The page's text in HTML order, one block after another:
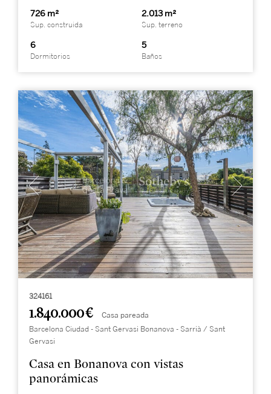
726 m²
Sup. construida
2.013 m²
Sup. terreno
6
Dormitorios
5
Baños
324161
1.840.000 € Casa pareada
Barcelona Ciudad - Sant Gervasi Bonanova - Sarrià / Sant
Gervasi
Casa en Bonanova con vistas
panorámicas